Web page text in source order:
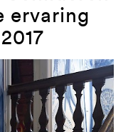
ervaring